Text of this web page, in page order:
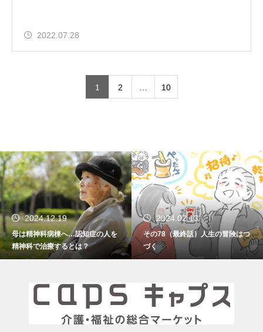
2022.07.28
1 2 10
2024.12.19
母は精神科病棟へ…認知症の人を
精神科で治療するとは？
2024.02.13
その78（最終話）人生の冒険はつ
づく